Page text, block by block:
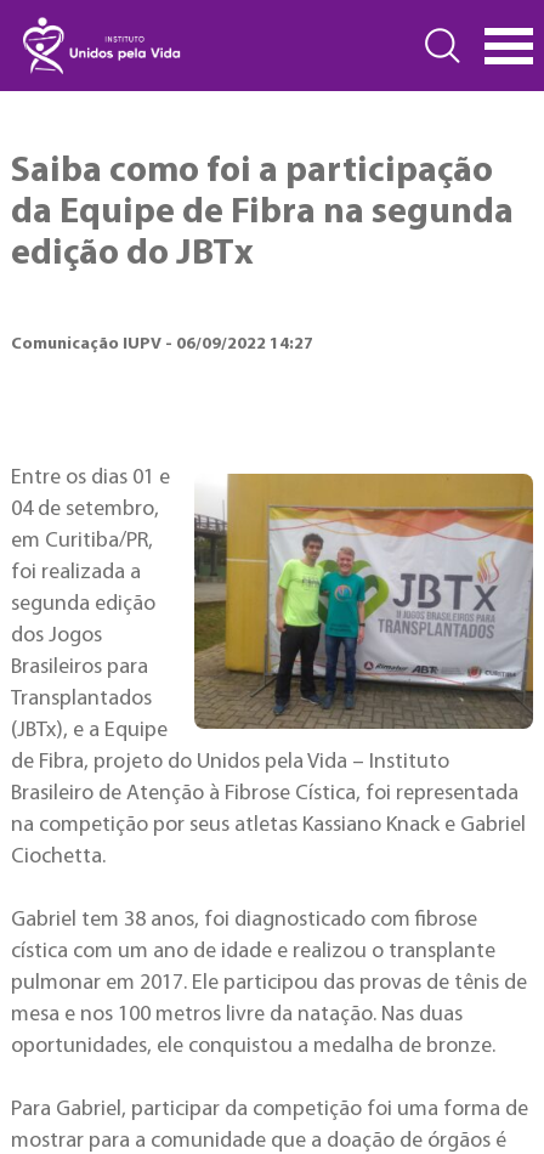
Saiba como foi a participação
da Equipe de Fibra na segunda
edição do JBTx
Comunicação IUPV - 06/09/2022 14:27
Entre os dias 01 e
04 de setembro,
em Curitiba/PR,
foi realizada a
segunda edição
dos Jogos
Brasileiros para
Transplantados
(JBTx), e a Equipe
de Fibra, projeto do Unidos pela Vida – Instituto
Brasileiro de Atenção à Fibrose Cística, foi representada
na competição por seus atletas Kassiano Knack e Gabriel
Ciochetta.
Gabriel tem 38 anos, foi diagnosticado com fibrose
cística com um ano de idade e realizou o transplante
pulmonar em 2017. Ele participou das provas de tênis de
mesa e nos 100 metros livre da natação. Nas duas
oportunidades, ele conquistou a medalha de bronze.
Para Gabriel, participar da competição foi uma forma de
mostrar para a comunidade que a doação de órgãos é